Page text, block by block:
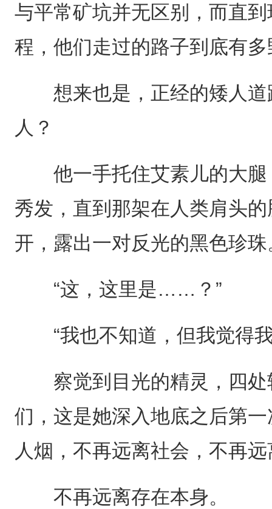
与平常矿坑并无区别，而直
程，他们走过的路子到底有多
想来也是，正经的矮人道
人？
他一手托住艾素儿的大腿
秀发，直到那架在人类肩头
开，露出一对反光的黑色珍珠
“这，这里是……？”
“我也不知道，但我觉得我
察觉到目光的精灵，四处
们，这是她深入地底之后第
人烟，不再远离社会，不再
不再远离存在本身。